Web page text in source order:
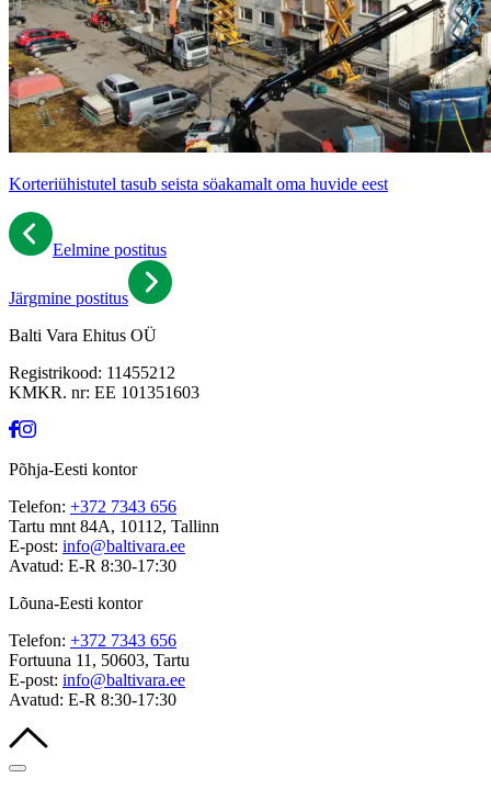
Korteriühistutel tasub seista söakamalt oma huvide eest
Eelmine postitus
Järgmine postitus
Balti Vara Ehitus OÜ
Registrikood: 11455212
KMKR. nr: EE 101351603
Põhja-Eesti kontor
Telefon: +372 7343 656
Tartu mnt 84A, 10112, Tallinn
E-post: info@baltivara.ee
Avatud: E-R 8:30-17:30
Lõuna-Eesti kontor
Telefon: +372 7343 656
Fortuuna 11, 50603, Tartu
E-post: info@baltivara.ee
Avatud: E-R 8:30-17:30